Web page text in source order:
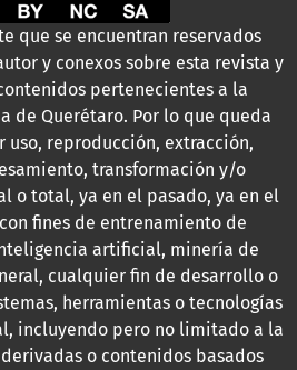
que se encuentran reservados
y conexos sobre esta revista y
pertenecientes a la
de Querétaro. Por lo que queda
reproducción, extracción,
transformación y/o
o total, ya en el pasado, ya en el
fines de entrenamiento de
artificial, minería de
cualquier fin de desarrollo o
herramientas o tecnologías
incluyendo pero no limitado a la
o contenidos basados